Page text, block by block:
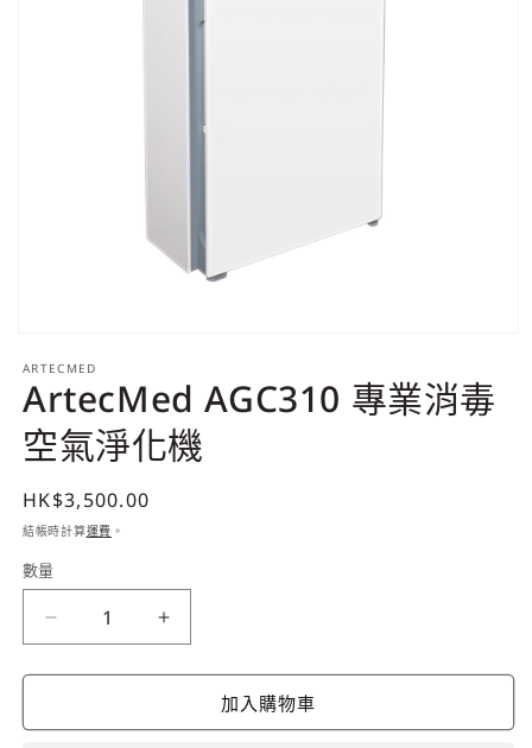
互
動
視
窗
中
啟
多
體
檔
ARTECMED
ArtecMed AGC310 專業消毒
空氣淨化機
定
價
HK$3,500.00
結帳時計算運費 。
數
數量
ArtecMed
AGC310
專
ArtecMed
AGC310
專
加入購物車